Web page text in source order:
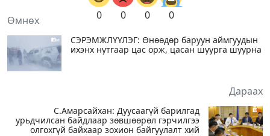
0 0 0 0
Өмнөх
СЭРЭМЖЛҮҮЛЭГ: Өнөөдөр баруун аймгуудын
ихэнх нутгаар цас орж, цасан шуурга шуурна
Дараах
С.Амарсайхан: Дуусаагүй барилгад
урьдчилсан байдлаар зөвшөөрөл гэрчилгээ
олгохгүй байхаар зохион байгуулалт хий